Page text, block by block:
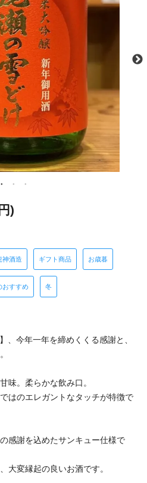
)
神酒造 ギフト商品 お歳暮
おすすめ 冬
、今年一年を締めくくる感謝と、
味。柔らかな飲み口。
はのエレガントなタッチが特徴で
感謝を込めたサンキュー仕様で
大変縁起の良いお酒です。